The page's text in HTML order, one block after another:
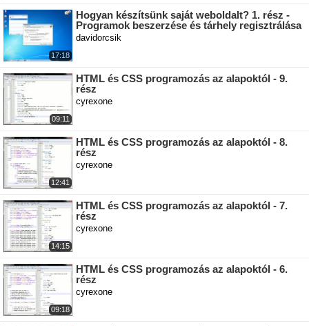
17:18
Hogyan készítsünk saját weboldalt? 1. rész -
Programok beszerzése és tárhely regisztrálása
davidorcsik
09:11
HTML és CSS programozás az alapoktól - 9.
rész
cyrexone
12:41
HTML és CSS programozás az alapoktól - 8.
rész
cyrexone
14:15
HTML és CSS programozás az alapoktól - 7.
rész
cyrexone
09:18
HTML és CSS programozás az alapoktól - 6.
rész
cyrexone